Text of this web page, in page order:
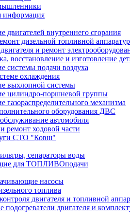
информация
двигателей внутреннего сгорания
дизельной топливной
и ремонт
восстановление и изготовление
системы подачи воздуха
охлаждения
выхлопной системы
цилиндро-поршневой группы
газораспределительного механизма
оборудования ДВС
автомобиля
ремонт ходовой части
СТО "Ковш"
сепараторы воды
для ТОПЛИВОподачи
насосы
топлива
двигателя и топливной
подогреватели двигателя и